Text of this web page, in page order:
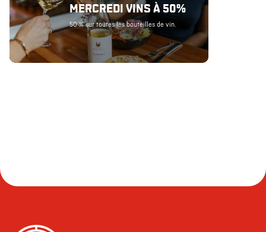
MERCREDI VINS À 50%
50 % sur toutes les bouteilles de vin.